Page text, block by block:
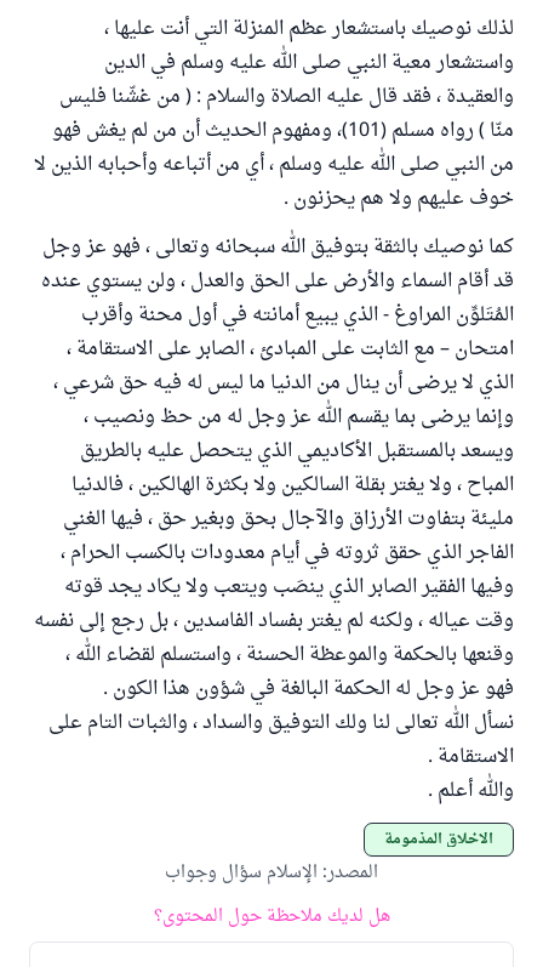
لذلك نوصيك باستشعار عظم المنزلة التي أنت عليها ،
واستشعار معية النبي صلى الله عليه وسلم في الدين
والعقيدة ، فقد قال عليه الصلاة والسلام : ( من غشّنا فليس
منّا ) رواه مسلم (101)، ومفهوم الحديث أن من لم يغش فهو
من النبي صلى الله عليه وسلم ، أي من أتباعه وأحبابه الذين لا
خوف عليهم ولا هم يحزنون .
كما نوصيك بالثقة بتوفيق الله سبحانه وتعالى ، فهو عز وجل
قد أقام السماء والأرض على الحق والعدل ، ولن يستوي عنده
المُتَلوِّن المراوغ - الذي يبيع أمانته في أول محنة وأقرب
امتحان – مع الثابت على المبادئ ، الصابر على الاستقامة ،
الذي لا يرضى أن ينال من الدنيا ما ليس له فيه حق شرعي ،
وإنما يرضى بما يقسم الله عز وجل له من حظ ونصيب ،
ويسعد بالمستقبل الأكاديمي الذي يتحصل عليه بالطريق
المباح ، ولا يغتر بقلة السالكين ولا بكثرة الهالكين ، فالدنيا
مليئة بتفاوت الأرزاق والآجال بحق وبغير حق ، فيها الغني
الفاجر الذي حقق ثروته في أيام معدودات بالكسب الحرام ،
وفيها الفقير الصابر الذي ينصَب ويتعب ولا يكاد يجد قوته
وقت عياله ، ولكنه لم يغتر بفساد الفاسدين ، بل رجع إلى نفسه
وقنعها بالحكمة والموعظة الحسنة ، واستسلم لقضاء الله ،
فهو عز وجل له الحكمة البالغة في شؤون هذا الكون .
نسأل الله تعالى لنا ولك التوفيق والسداد ، والثبات التام على
الاستقامة .
والله أعلم .
الأخلاق المذمومة
المصدر: الإسلام سؤال وجواب
هل لديك ملاحظة حول المحتوى؟